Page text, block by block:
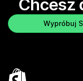
Chcesz
Wypróbuj